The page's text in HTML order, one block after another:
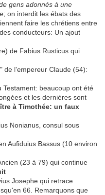
gens adonnés à une
; on interdit les ébats des
faire les chrétiens entre
conducteurs: Un ajout
de Fabius Rusticus qui
de l'empereur Claude (54):
Testament: beaucoup ont été
et les dernières sont
à Timothée: un faux
Nonianus, consul sous
Aufiduius Bassus (10 environ
(23 à 79) qui continue
Josephe qui retrace
66. Remarquons que